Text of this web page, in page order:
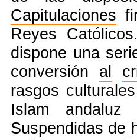
Capitulaciones
Reyes
dispone una
conversión al
rasgos
Islam
Suspendidas de